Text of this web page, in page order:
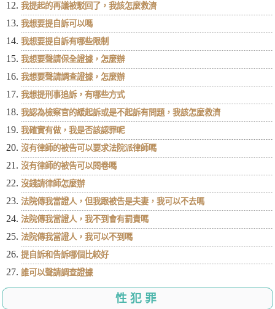
我提起的再議被駁回了，我該怎麼救濟
我想要提自訴可以嗎
我想要提自訴有哪些限制
我想要聲請保全證據，怎麼辦
我想要聲請調查證據，怎麼辦
我想提刑事追訴，有哪些方式
我認為檢察官的緩起訴或是不起訴有問題，我該怎麼救濟
我確實有做，我是否該認罪呢
沒有律師的被告可以要求法院派律師嗎
沒有律師的被告可以閱卷嗎
沒錢請律師怎麼辦
法院傳我當證人，但我跟被告是夫妻，我可以不去嗎
法院傳我當證人，我不到會有罰責嗎
法院傳我當證人，我可以不到嗎
提自訴和告訴哪個比較好
誰可以聲請調查證據
性犯罪